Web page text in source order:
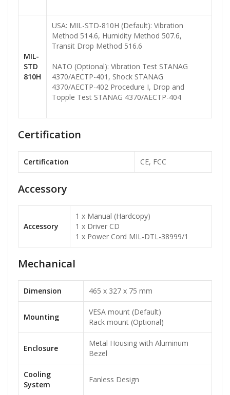
MIL-
STD
810H
USA: MIL-STD-810H (Default): Vibration
Method 514.6, Humidity Method 507.6,
Transit Drop Method 516.6
NATO (Optional): Vibration Test STANAG
4370/AECTP-401, Shock STANAG
4370/AECTP-402 Procedure I, Drop and
Topple Test STANAG 4370/AECTP-404
Certification
Certification CE, FCC
Accessory
Accessory
1 x Manual (Hardcopy)
1 x Driver CD
1 x Power Cord MIL-DTL-38999/1
Mechanical
Dimension 465 x 327 x 75 mm
Mounting
VESA mount (Default)
Rack mount (Optional)
Enclosure
Metal Housing with Aluminum
Bezel
Cooling
System
Fanless Design